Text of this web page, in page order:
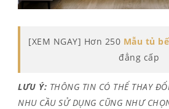
[XEM NGAY] Hơn 250 Mẫu tủ
đẳng cấp
LƯU Ý: THÔNG TIN CÓ THỂ THAY
NHU CẦU SỬ DỤNG CŨNG NHƯ